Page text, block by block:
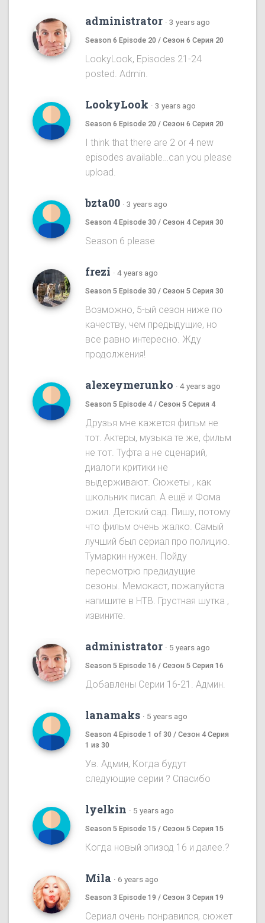
administrator · 3 years ago
Season 6 Episode 20 / Сезон 6 Серия 20
LookyLook, Episodes 21-24
posted. Admin.
LookyLook · 3 years ago
Season 6 Episode 20 / Сезон 6 Серия 20
I think that there are 2 or 4 new
episodes available…can you please
upload.
bzta00 · 3 years ago
Season 4 Episode 30 / Сезон 4 Серия 30
Season 6 please
frezi · 4 years ago
Season 5 Episode 30 / Сезон 5 Серия 30
Возможно, 5-ый сезон ниже по
качеству, чем предыдущие, но
все равно интересно. Жду
продолжения!
alexeymerunko · 4 years ago
Season 5 Episode 4 / Сезон 5 Серия 4
Друзья мне кажется фильм не
тот. Актеры, музыка те же, фильм
не тот. Туфта а не сценарий,
диалоги критики не
выдерживают. Сюжеты , как
школьник писал. А ещё и Фома
ожил. Детский сад. Пишу, потому
что фильм очень жалко. Самый
лучший был сериал про полицию.
Тумаркин нужен. Пойду
пересмотрю предидущие
сезоны. Мемокаст, пожалуйста
напишите в НТВ. Грустная шутка ,
извините.
administrator · 5 years ago
Season 5 Episode 16 / Сезон 5 Серия 16
Добавлены Серии 16-21. Админ.
lanamaks · 5 years ago
Season 4 Episode 1 of 30 / Сезон 4 Серия
1 из 30
Ув. Админ, Когда будут
следующие серии ? Спасибо
lyelkin · 5 years ago
Season 5 Episode 15 / Сезон 5 Серия 15
Когда новый эпизод 16 и далее.?
Mila · 6 years ago
Season 3 Episode 19 / Сезон 3 Серия 19
Сериал очень понравился, сюжет